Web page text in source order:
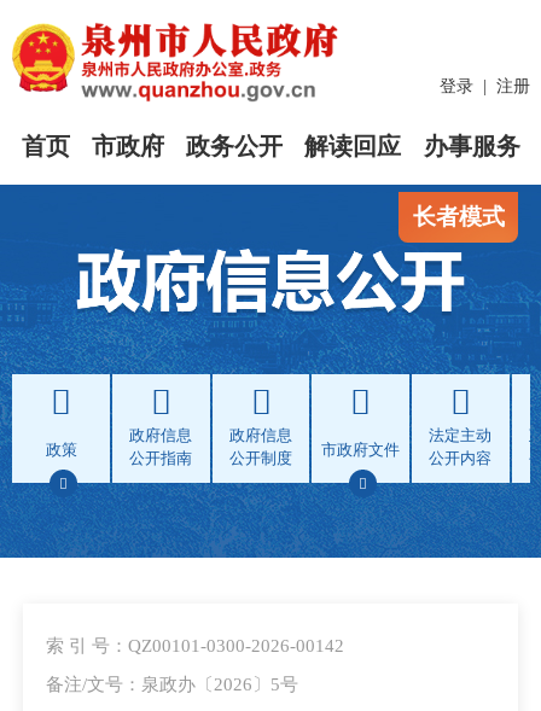
登录 注册
首页 市政府 政务公开 解读回应 办事服务
长者模式
政策
政府信息
公开指南
政府信息
公开制度
市政府文件
法定主动
公开内容
索 引 号：QZ00101-0300-2026-00142
备注/文号：泉政办〔2026〕5号